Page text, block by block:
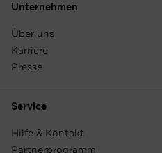
Unternehmen
Über uns
Karriere
Presse
Service
Hilfe & Kontakt
Partnerprogramm